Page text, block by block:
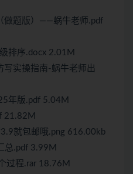
做题版）——蜗牛老师.pdf
排序.docx 2.01M
写实操指南-蜗牛老师出
年版.pdf 5.04M
21.82M
就包邮哦.png 616.00kb
总.pdf 3.99M
过程.rar 18.76M